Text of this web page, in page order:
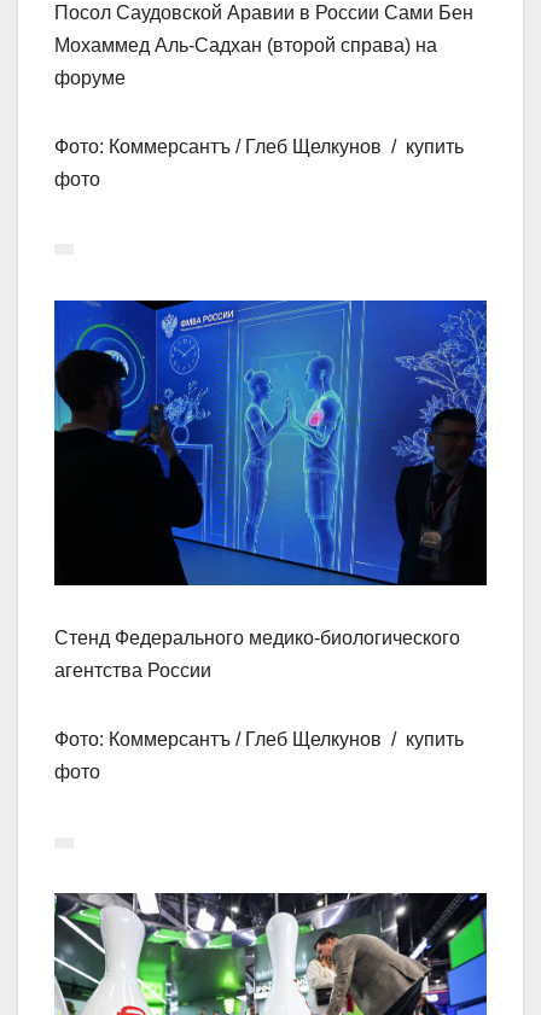
Посол Саудовской Аравии в России Сами Бен
Мохаммед Аль-Садхан (второй справа) на
форуме
Фото: Коммерсантъ / Глеб Щелкунов / купить
фото
Стенд Федерального медико-биологического
агентства России
Фото: Коммерсантъ / Глеб Щелкунов / купить
фото